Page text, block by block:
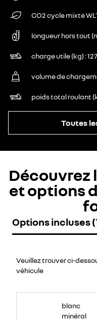
CO2 cycle mixte
longueur hors tout
charge utile (kg)
volume de
poids total roulant
Toutes
Découvrez
et options
Options incluses
Veuillez trouver ci-
véhicule
blanc
minéral